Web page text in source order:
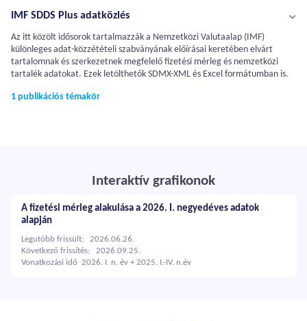
IMF SDDS Plus adatközlés
Az itt közölt idősorok tartalmazzák a Nemzetközi Valutaalap (IMF)
különleges adat-közzétételi szabványának előírásai keretében elvárt
tartalomnak és szerkezetnek megfelelő fizetési mérleg és nemzetközi
tartalék adatokat. Ezek letölthetők SDMX-XML és Excel formátumban is.
1 publikációs témakör
Interaktív grafikonok
A fizetési mérleg alakulása a 2026. I. negyedéves adatok
alapján
Legutóbb frissült: 2026.06.26.
Következő frissítés: 2026.09.25.
Vonatkozási idő 2026. I. n. év + 2025. I.-IV. n.év